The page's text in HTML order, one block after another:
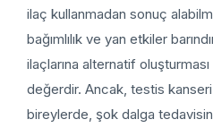
ilaç kullanmadan sonuç
bağımlılık ve yan etkiler
ilaçlarına alternatif
değerdir. Ancak, testis kanseri
bireylerde, şok dalga